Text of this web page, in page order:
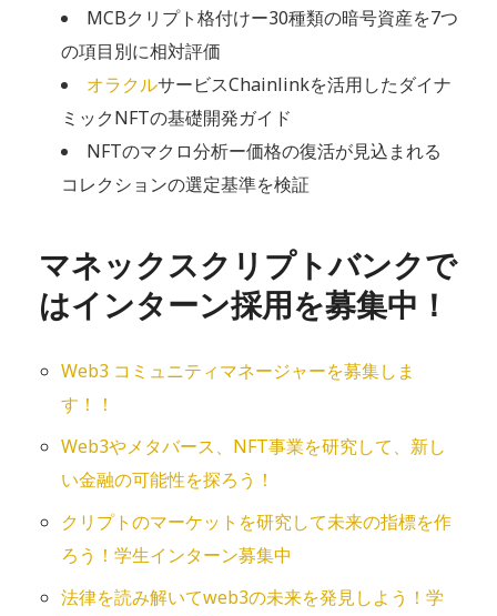
MCBクリプト格付けー30種類の暗号資産を7つ
の項目別に相対評価
オラクルサービスChainlinkを活用したダイナ
ミックNFTの基礎開発ガイド
NFTのマクロ分析ー価格の復活が見込まれる
コレクションの選定基準を検証
マネックスクリプトバンクで
はインターン採用を募集中！
Web3 コミュニティマネージャーを募集しま
す！！
Web3やメタバース、NFT事業を研究して、新し
い金融の可能性を探ろう！
クリプトのマーケットを研究して未来の指標を作
ろう！学生インターン募集中
法律を読み解いてweb3の未来を発⾒しよう！学